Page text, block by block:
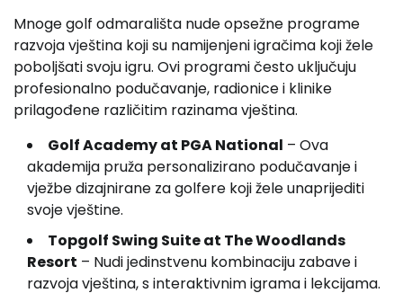
Mnoge golf odmarališta nude opsežne programe
razvoja vještina koji su namijenjeni igračima koji žele
poboljšati svoju igru. Ovi programi često uključuju
profesionalno podučavanje, radionice i klinike
prilagođene različitim razinama vještina.
Golf Academy at PGA National – Ova
akademija pruža personalizirano podučavanje i
vježbe dizajnirane za golfere koji žele unaprijediti
svoje vještine.
Topgolf Swing Suite at The Woodlands
Resort – Nudi jedinstvenu kombinaciju zabave i
razvoja vještina, s interaktivnim igrama i lekcijama.